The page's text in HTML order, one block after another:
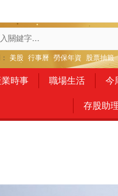
美股 行事曆 勞保年資 股票抽籤
時事 職場生活 今
存股助